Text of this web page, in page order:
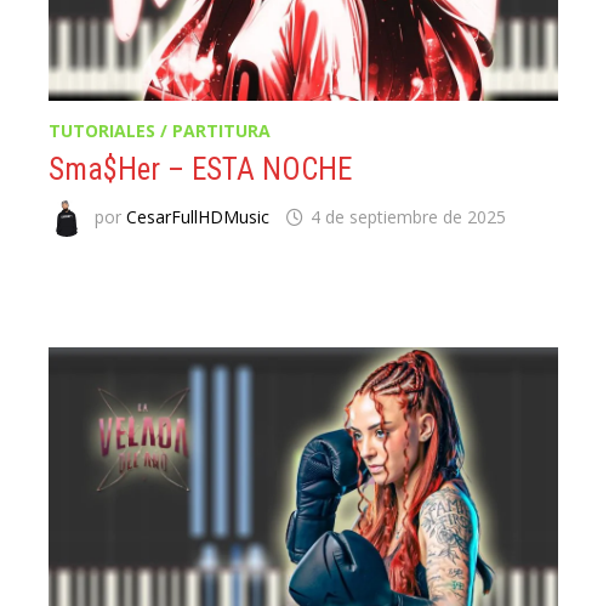
TUTORIALES / PARTITURA
Sma$her – ESTA NOCHE
porCesarFullHDMusic 4 de septiembre de 2025